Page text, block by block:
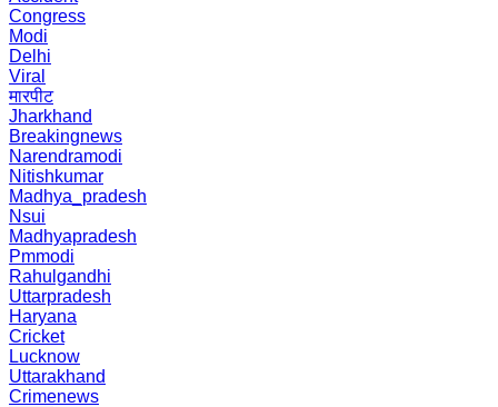
Congress
Modi
Delhi
Viral
मारपीट
Jharkhand
Breakingnews
Narendramodi
Nitishkumar
Madhya_pradesh
Nsui
Madhyapradesh
Pmmodi
Rahulgandhi
Uttarpradesh
Haryana
Cricket
Lucknow
Uttarakhand
Crimenews